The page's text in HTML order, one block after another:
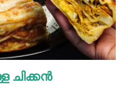
ചിക്കൻ